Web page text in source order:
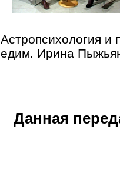
Астропсихология и
едим. Ирина
Данная